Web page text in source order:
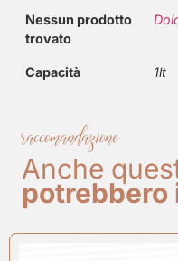
Nessun prodotto
trovato
Capacità 1lt
raccomandazione
Anche